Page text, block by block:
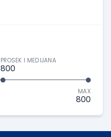
PROSEK I MEDIJANA
800
MAX
800